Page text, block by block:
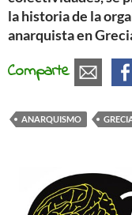
la historia de la
anarquista en
Comparte
ANARQUISMO